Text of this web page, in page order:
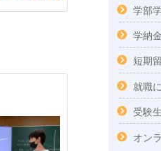
学部
学納
短期
就職
受験
オン